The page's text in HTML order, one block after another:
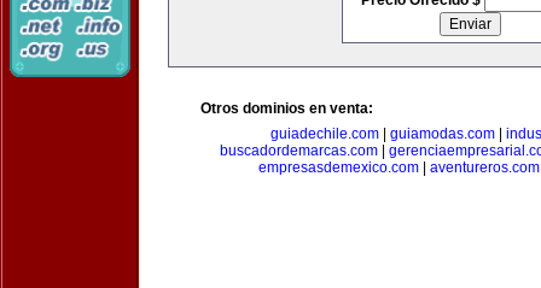
Otros dominios en venta:
guiadechile.com
guiamodas.com
buscadordemarcas.com|
empresasdemexico.com| aventureros.com